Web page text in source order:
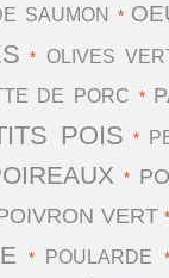
SAUMON *
* OLIVES
DE PORC *
POIS *
*
VERT *
* POULARDE